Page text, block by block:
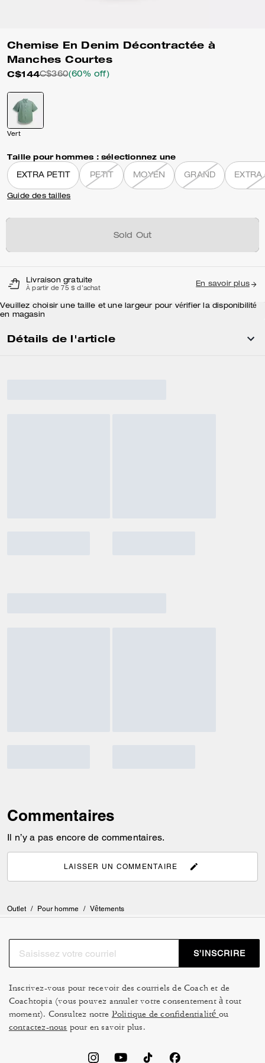
Chemise En Denim Décontractée à
Manches Courtes
C$144C$360(60% off)
Vert
Taille pour hommes : sélectionnez une
EXTRA PETIT PETIT MOYEN GRAND EXTRA
Guide des tailles
Sold Out
Livraison gratuite
À partir de 75 $ d'achat
En savoir plus
Veuillez choisir une taille et une largeur pour vérifier la disponibilité
en magasin
Détails de l'article
Commentaires
Il n’y a pas encore de commentaires.
LAISSER UN COMMENTAIRE
Outlet / Pour homme / Vêtements
S’INSCRIRE
Inscrivez-vous pour recevoir des courriels de Coach et de
Coachtopia (vous pouvez annuler votre consentement à tout
moment). Consultez notre Politique de confidentialité ou
contactez-nous pour en savoir plus.